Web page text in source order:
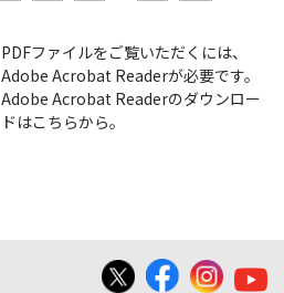
PDFファイルをご覧いただくには、
Adobe Acrobat Readerが必要です。
Adobe Acrobat Readerのダウンロー
ドはこちらから。